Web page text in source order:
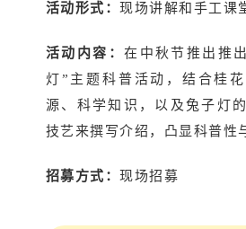
活动形式：现场讲解和手工课
活动内容：在中秋节推出推
灯”主题科普活动，结合桂
源、科学知识，以及兔子灯
技艺来撰写介绍，凸显科普性
招募方式：现场招募